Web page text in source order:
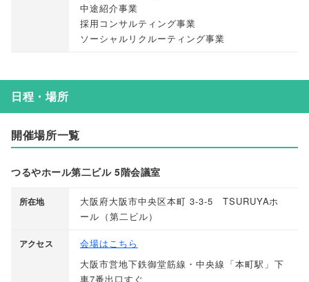
中途紹介事業
採用コンサルティング事業
ソーシャルリクルーティング事業
日程・場所
開催場所一覧
つるやホール第二ビル 5階会議室
所在地
大阪府大阪市中央区本町 3-3-5 TSURUYAホ
ール （第二ビル）
アクセス
会場はこちら
大阪市営地下鉄御堂筋線・中央線 「本町駅 」 下
車7番出口すぐ